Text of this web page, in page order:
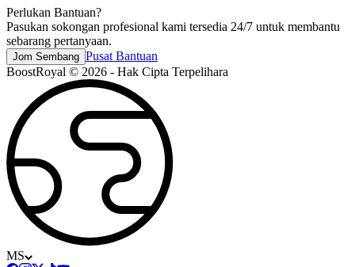
Perlukan Bantuan?
Pasukan sokongan profesional kami tersedia 24/7 untuk membantu
sebarang pertanyaan.
Jom Sembang Pusat Bantuan
BoostRoyal © 2026 - Hak Cipta Terpelihara
MS